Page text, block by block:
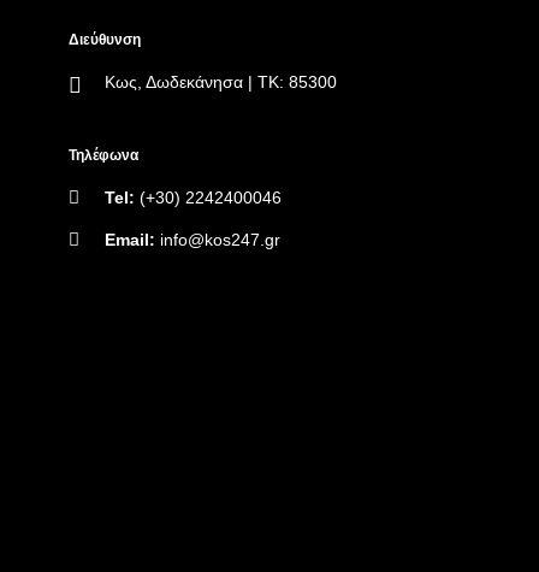
Διεύθυνση
Κως, Δωδεκάνησα | ΤΚ: 85300
Τηλέφωνα
Tel: (+30) 2242400046
Email: info@kos247.gr